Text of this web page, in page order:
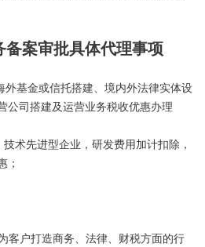
备案审批具体代理事项
外基金或信托搭建、境内外法律实体设
公司搭建及运营业务税收优惠办理
术先进型企业，研发费用加计扣除，
；
客户打造商务、法律、财税方面的行